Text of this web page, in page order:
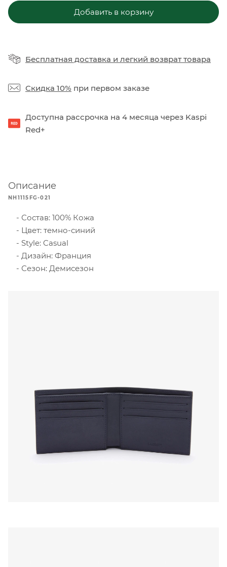
Добавить в корзину
Бесплатная доставка и легкий возврат товара
Скидка 10% при первом заказе
Доступна рассрочка на 4 месяца через Kaspi
Red+
Описание
NH1115FG-021
Состав: 100% Кожа
Цвет: темно-синий
Style: Casual
Дизайн: Франция
Сезон: Демисезон